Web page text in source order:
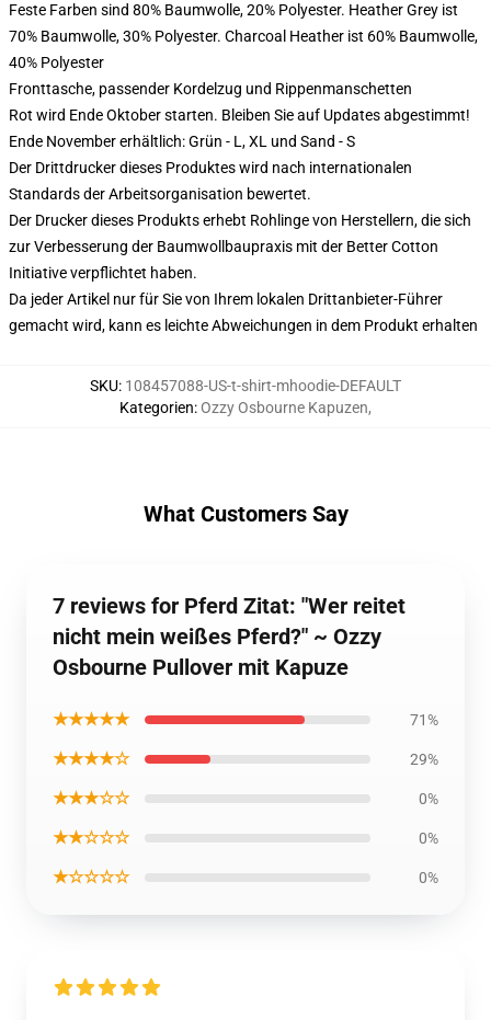
Feste Farben sind 80% Baumwolle, 20% Polyester. Heather Grey ist
70% Baumwolle, 30% Polyester. Charcoal Heather ist 60% Baumwolle,
40% Polyester
Fronttasche, passender Kordelzug und Rippenmanschetten
Rot wird Ende Oktober starten. Bleiben Sie auf Updates abgestimmt!
Ende November erhältlich: Grün - L, XL und Sand - S
Der Drittdrucker dieses Produktes wird nach internationalen
Standards der Arbeitsorganisation bewertet.
Der Drucker dieses Produkts erhebt Rohlinge von Herstellern, die sich
zur Verbesserung der Baumwollbaupraxis mit der Better Cotton
Initiative verpflichtet haben.
Da jeder Artikel nur für Sie von Ihrem lokalen Drittanbieter-Führer
gemacht wird, kann es leichte Abweichungen in dem Produkt erhalten
SKU: 108457088-US-t-shirt-mhoodie-DEFAULT
Kategorien:Ozzy Osbourne Kapuzen,
What Customers Say
7 reviews for Pferd Zitat: "Wer reitet
nicht mein weißes Pferd?" ~ Ozzy
Osbourne Pullover mit Kapuze
★★★★★ 71%
★★★★☆ 29%
★★★☆☆ 0%
★★☆☆☆ 0%
★☆☆☆☆ 0%